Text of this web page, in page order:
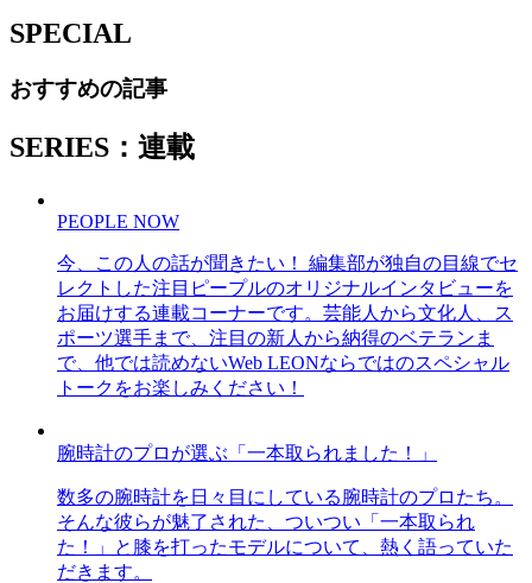
SPECIAL
おすすめの記事
SERIES：連載
PEOPLE NOW
今、この人の話が聞きたい！ 編集部が独自の目線でセ
レクトした注目ピープルのオリジナルインタビューを
お届けする連載コーナーです。芸能人から文化人、ス
ポーツ選手まで、注目の新人から納得のベテランま
で、他では読めないWeb LEONならではのスペシャル
トークをお楽しみください！
腕時計のプロが選ぶ「一本取られました！」
数多の腕時計を日々目にしている腕時計のプロたち。
そんな彼らが魅了された、ついつい「一本取られ
た！」と膝を打ったモデルについて、熱く語っていた
だきます。